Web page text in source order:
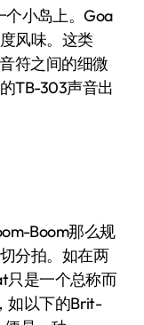
个小岛上。Goa
风味。这类
符之间的细微
TB-303声音出
Boom那么规
分拍。如在两
只是一个总称而
如以下的Brit-